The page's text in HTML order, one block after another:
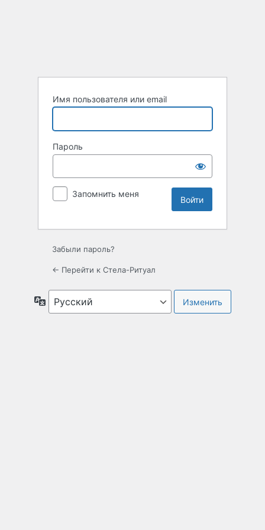
Имя пользователя или email
Пароль
Запомнить меня
Забыли пароль?
← Перейти к Стела-Ритуал
Язык